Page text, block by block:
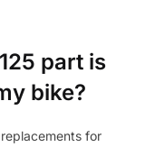
part is
bike?
for